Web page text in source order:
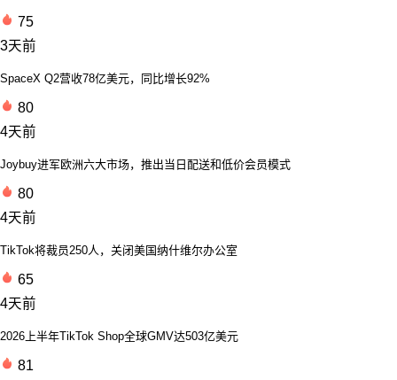
75
3天前
SpaceX Q2营收78亿美元，同比增长92%
80
4天前
Joybuy进军欧洲六大市场，推出当日配送和低价会员模式
80
4天前
TikTok将裁员250人，关闭美国纳什维尔办公室
65
4天前
2026上半年TikTok Shop全球GMV达503亿美元
81